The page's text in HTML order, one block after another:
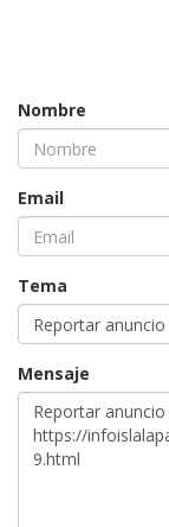
Nombre
Email
Tema
Mensaje